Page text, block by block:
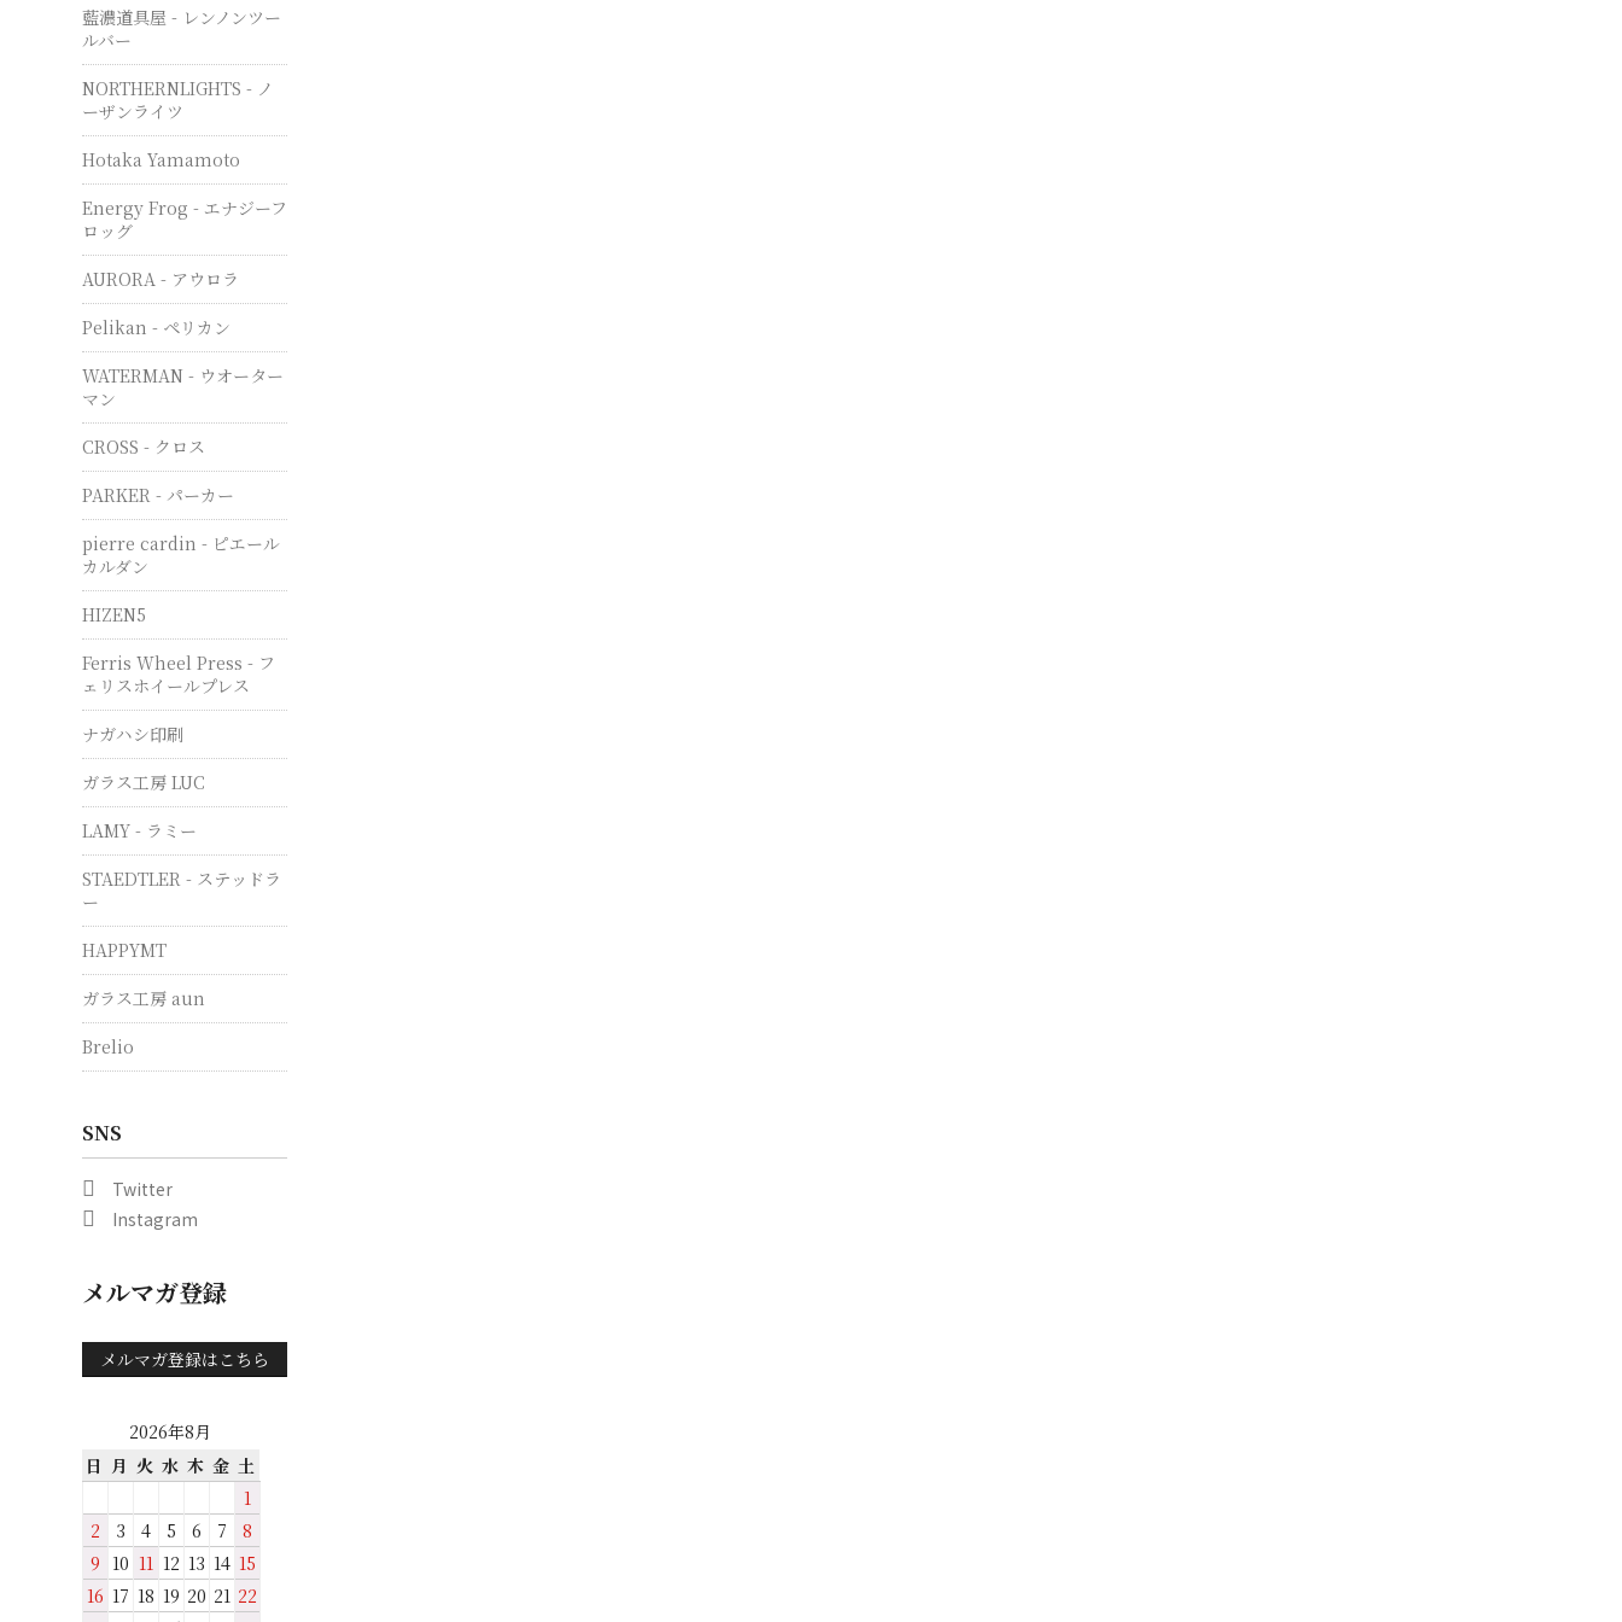
藍濃道具屋 - レンノンツー
ルバー
NORTHERNLIGHTS - ノ
ーザンライツ
Hotaka Yamamoto
Energy Frog - エナジーフ
ロッグ
AURORA - アウロラ
Pelikan - ペリカン
WATERMAN - ウオーター
マン
CROSS - クロス
PARKER - パーカー
pierre cardin - ピエール
カルダン
HIZEN5
Ferris Wheel Press - フ
ェリスホイールプレス
ナガハシ印刷
ガラス工房 LUC
LAMY - ラミー
STAEDTLER - ステッドラ
ー
HAPPYMT
ガラス工房 aun
Brelio
SNS
Twitter
Instagram
メルマガ登録
メルマガ登録はこちら
2026年8月
日 月 火 水 木 金 土
1
2
3 4 5 6 7
8
9 10 11 12 13 14 15
16 17 18 19 20 21 22